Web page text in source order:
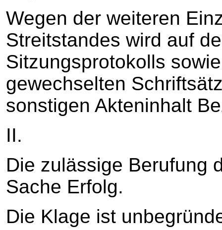
Wegen der weiteren
Streitstandes wird auf
Sitzungsprotokolls
gewechselten
sonstigen Akteninhalt
II.
Die zulässige Berufung
Sache Erfolg.
Die Klage ist